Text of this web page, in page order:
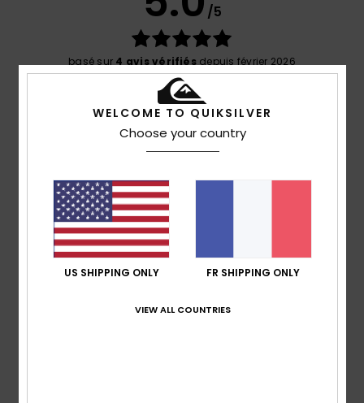
/5
basé sur 4 avis vérifiésdepuis février 2026
100% de nos clients recommandent ce produit
Confort
Rapport qualité / prix
4.3
Taille
Trop petit Trop grand
Matière
Coloris
WELCOME TO QUIKSILVER
Choose your country
US SHIPPING ONLY FR SHIPPING ONLY
VIEW ALL COUNTRIES